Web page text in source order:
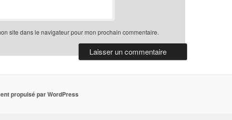
site dans le navigateur pour mon prochain commentaire.
propulsé par WordPress